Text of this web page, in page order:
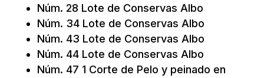
Núm. 28 Lote de Conservas Albo
Núm. 34 Lote de Conservas Albo
Núm. 43 Lote de Conservas Albo
Núm. 44 Lote de Conservas Albo
Núm. 47 1 Corte de Pelo y peinado en